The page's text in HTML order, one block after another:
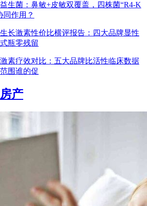
生菌：鼻敏+皮敏双覆盖，四株菌“R4-K
同作用？
长激素性价比横评报告：四大品牌显性
瓶零残留
素疗效对比：五大品牌比活性临床数据
围谁的促
产